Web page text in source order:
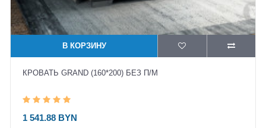
В КОРЗИНУ
КРОВАТЬ GRAND (160*200) БЕЗ П/М
1 541.88 BYN